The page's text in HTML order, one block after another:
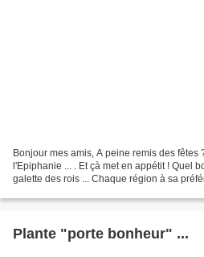
Bonjour mes amis, A peine remis des fêtes
l'Epiphanie ... . Et çà met en appétit ! Quel
galette des rois ... Chaque région à sa
Plante "porte bonheur" ...